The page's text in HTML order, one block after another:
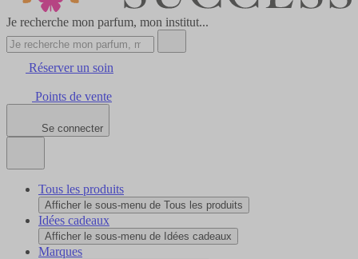
Je recherche mon parfum, mon institut...
Réserver un soin
Points de vente
Se connecter
Tous les produits
Afficher le sous-menu de Tous les produits
Idées cadeaux
Afficher le sous-menu de Idées cadeaux
Marques